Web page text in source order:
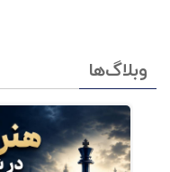
وبلاگ‌ها